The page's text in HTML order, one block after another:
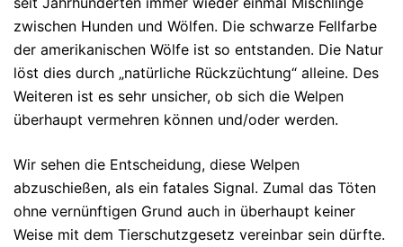
zwischen Hunden und Wölfen. Die schwarze Fellfarbe
der amerikanischen Wölfe ist so entstanden. Die Natur
löst dies durch „natürliche Rückzüchtung“ alleine. Des
Weiteren ist es sehr unsicher, ob sich die Welpen
überhaupt vermehren können und/oder werden.
Wir sehen die Entscheidung, diese Welpen
abzuschießen, als ein fatales Signal. Zumal das Töten
ohne vernünftigen Grund auch in überhaupt keiner
Weise mit dem Tierschutzgesetz vereinbar sein dürfte.